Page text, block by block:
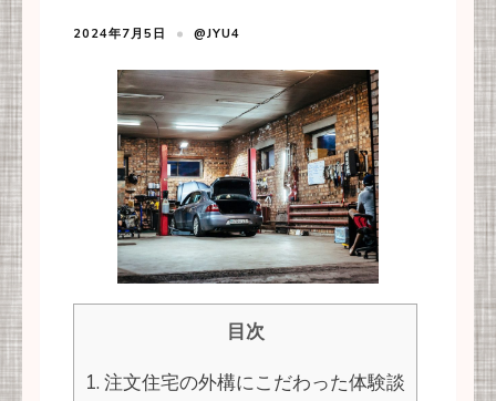
(Enter
す)
2024年7月5日 @JYU4
目次
1. 注文住宅の外構にこだわった体験談